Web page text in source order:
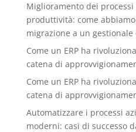
Miglioramento dei
produttività: come
migrazione a un gestionale
Come un ERP ha
catena di
Come un ERP ha
catena di
Automatizzare i processi
moderni: casi di successo